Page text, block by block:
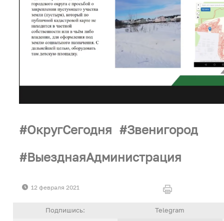
ОкругСегодня
Звенигород
ВыезднаяАдминистрация
12 февраля 2021